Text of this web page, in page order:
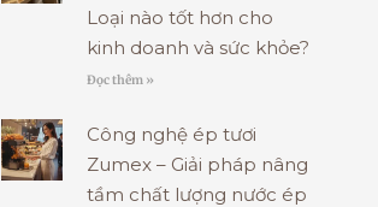
Loại nào tốt hơn cho
kinh doanh và sức khỏe?
Đọc thêm »
Công nghệ ép tươi
Zumex – Giải pháp nâng
tầm chất lượng nước ép